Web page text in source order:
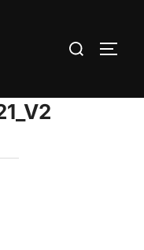
Rechercher :